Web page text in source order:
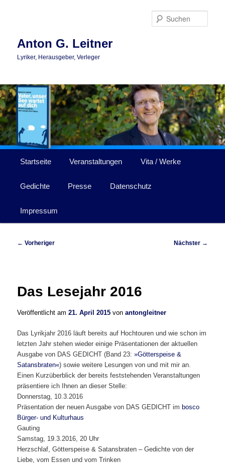
Anton G. Leitner
Lyriker, Herausgeber, Verleger
Startseite Veranstaltungen Vita / Werke
Gedichte Presse Datenschutz
Impressum
Beitragsnavigation
← Vorheriger Nächster →
Das Lesejahr 2016
Veröffentlicht am21. April 2015 vonantongleitner
Das Lyrikjahr 2016 läuft bereits auf Hochtouren und wie schon im
letzten Jahr stehen wieder einige Präsentationen der aktuellen
Ausgabe von DAS GEDICHT (Band 23:»Götterspeise &
Satansbraten«) sowie weitere Lesungen von und mit mir an.
Einen Kurzüberblick der bereits feststehenden Veranstaltungen
präsentiere ich Ihnen an dieser Stelle:
Donnerstag, 10.3.2016
Präsentation der neuen Ausgabe von DAS GEDICHT im bosco
Bürger- und Kulturhaus
Gauting
Samstag, 19.3.2016, 20 Uhr
Herzschlaf, Götterspeise & Satansbraten – Gedichte von der
Liebe, vom Essen und vom Trinken